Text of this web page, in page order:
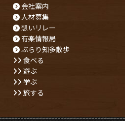
会社案内
人材募集
想いリレー
有楽情報局
ぶらり知多散歩
食べる
遊ぶ
学ぶ
旅する